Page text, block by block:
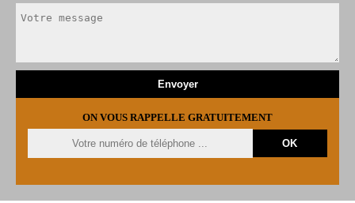
ON VOUS RAPPELLE GRATUITEMENT